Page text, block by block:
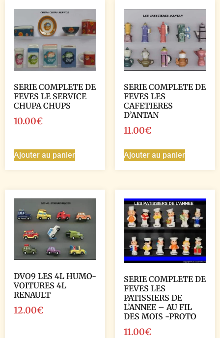
SERIE COMPLETE DE
FEVES LE SERVICE
CHUPA CHUPS
10.00€
Ajouter au panier
SERIE COMPLETE DE
FEVES LES
CAFETIERES
D’ANTAN
11.00€
Ajouter au panier
DVO9 LES 4L HUMO-
VOITURES 4L
RENAULT
12.00€
SERIE COMPLETE DE
FEVES LES
PATISSIERS DE
L’ANNEE – AU FIL
DES MOIS -PROTO
11.00€